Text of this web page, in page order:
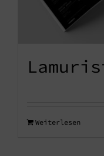
Weiterlesen